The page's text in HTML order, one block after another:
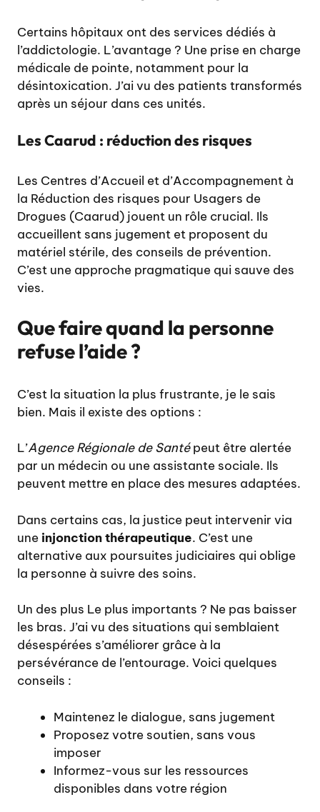
Certains hôpitaux ont des services dédiés à
l’addictologie. L’avantage ? Une prise en charge
médicale de pointe, notamment pour la
désintoxication. J’ai vu des patients transformés
après un séjour dans ces unités.
Les Caarud : réduction des risques
Les Centres d’Accueil et d’Accompagnement à
la Réduction des risques pour Usagers de
Drogues (Caarud) jouent un rôle crucial. Ils
accueillent sans jugement et proposent du
matériel stérile, des conseils de prévention.
C’est une approche pragmatique qui sauve des
vies.
Que faire quand la personne
refuse l’aide ?
C’est la situation la plus frustrante, je le sais
bien. Mais il existe des options :
L’Agence Régionale de Santépeut être alertée
par un médecin ou une assistante sociale. Ils
peuvent mettre en place des mesures adaptées.
Dans certains cas, la justice peut intervenir via
une injonction thérapeutique. C’est une
alternative aux poursuites judiciaires qui oblige
la personne à suivre des soins.
Un des plus Le plus importants ? Ne pas baisser
les bras. J’ai vu des situations qui semblaient
désespérées s’améliorer grâce à la
persévérance de l’entourage. Voici quelques
conseils :
Maintenez le dialogue, sans jugement
Proposez votre soutien, sans vous
imposer
Informez-vous sur les ressources
disponibles dans votre région